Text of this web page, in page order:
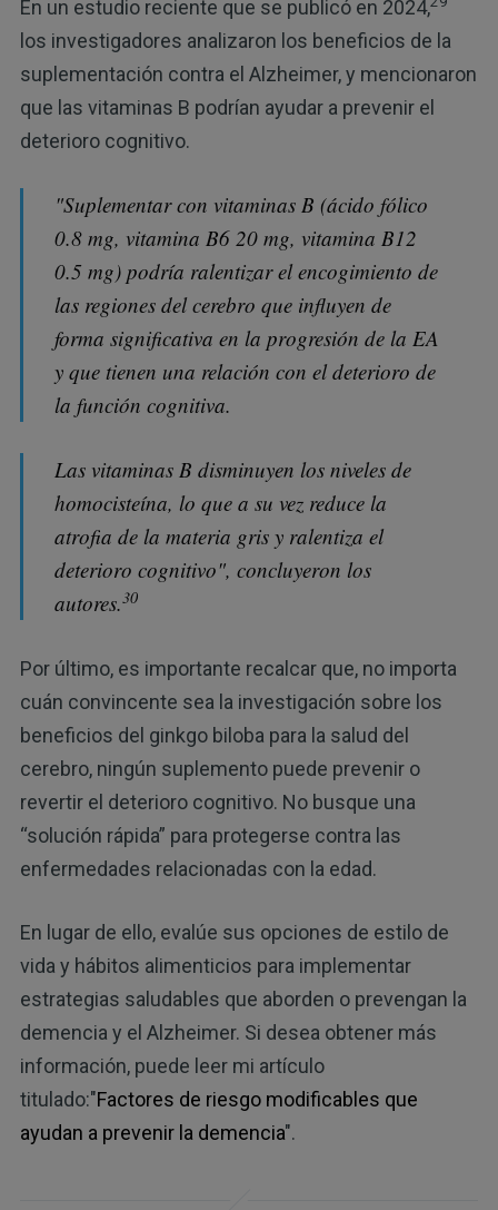
En un estudio reciente que se publicó en 2024,
los investigadores analizaron los beneficios de la
suplementación contra el Alzheimer, y mencionaron
que las vitaminas B podrían ayudar a prevenir el
deterioro cognitivo.
"Suplementar con vitaminas B (ácido fólico
0.8 mg, vitamina B6 20 mg, vitamina B12
0.5 mg) podría ralentizar el encogimiento de
las regiones del cerebro que influyen de
forma significativa en la progresión de la EA
y que tienen una relación con el deterioro de
la función cognitiva.
Las vitaminas B disminuyen los niveles de
homocisteína, lo que a su vez reduce la
atrofia de la materia gris y ralentiza el
deterioro cognitivo", concluyeron los
autores.30
Por último, es importante recalcar que, no importa
cuán convincente sea la investigación sobre los
beneficios del ginkgo biloba para la salud del
cerebro, ningún suplemento puede prevenir o
revertir el deterioro cognitivo. No busque una
“solución rápida” para protegerse contra las
enfermedades relacionadas con la edad.
En lugar de ello, evalúe sus opciones de estilo de
vida y hábitos alimenticios para implementar
estrategias saludables que aborden o prevengan la
demencia y el Alzheimer. Si desea obtener más
información, puede leer mi artículo
titulado:"Factores de riesgo modificables que
ayudan a prevenir la demencia".